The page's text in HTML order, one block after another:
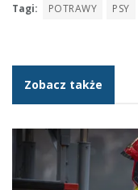
Tagi: POTRAWY PSY
Zobacz także